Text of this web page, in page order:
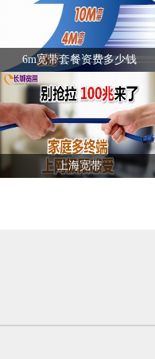
6m宽带套餐资费多少钱
上海宽带